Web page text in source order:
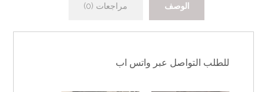
الوصف مراجعات (0)
للطلب التواصل عبر واتس اب